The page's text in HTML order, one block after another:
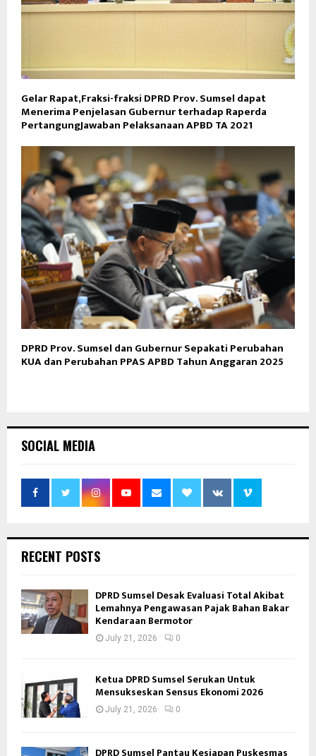
Gelar Rapat,Fraksi-fraksi DPRD Prov. Sumsel dapat
Menerima Penjelasan Gubernur terhadap Raperda
PertangungJawaban Pelaksanaan APBD TA 2021
DPRD Prov. Sumsel dan Gubernur Sepakati Perubahan
KUA dan Perubahan PPAS APBD Tahun Anggaran 2025
SOCIAL MEDIA
RECENT POSTS
DPRD Sumsel Desak Evaluasi Total Akibat
Lemahnya Pengawasan Pajak Bahan Bakar
Kendaraan Bermotor
July 21, 2026 0
Ketua DPRD Sumsel Serukan Untuk
Mensukseskan Sensus Ekonomi 2026
July 21, 2026 0